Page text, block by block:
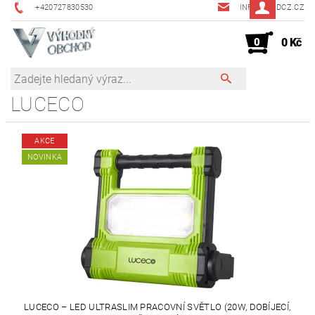
+420727830530 INFO@JMDCZ.CZ
0 0 Kč
LUCECO
AKCE
NOVINKA
LUCECO – LED ULTRASLIM PRACOVNÍ SVĚTLO (20W, DOBÍJECÍ,